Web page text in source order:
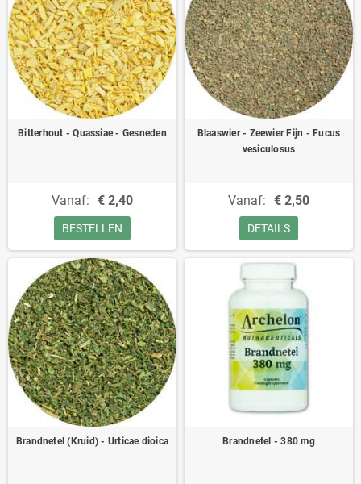
Bitterhout - Quassiae - Gesneden
Vanaf: € 2,40
BESTELLEN
Blaaswier - Zeewier Fijn - Fucus
vesiculosus
Vanaf: € 2,50
DETAILS
Brandnetel (Kruid) - Urticae dioica Brandnetel - 380 mg